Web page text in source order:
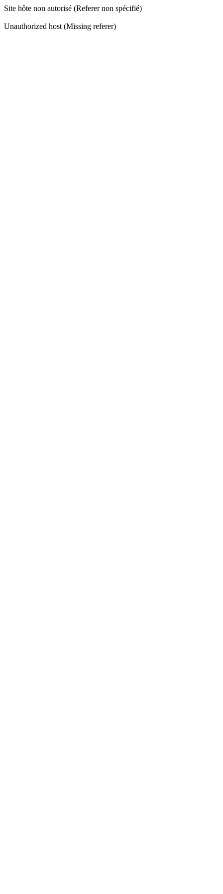
Site hôte non autorisé (Referer non spécifié)
Unauthorized host (Missing referer)